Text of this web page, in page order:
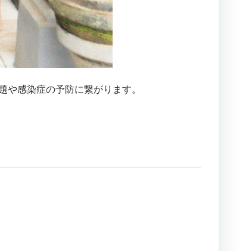
感染症の予防に繋がります。